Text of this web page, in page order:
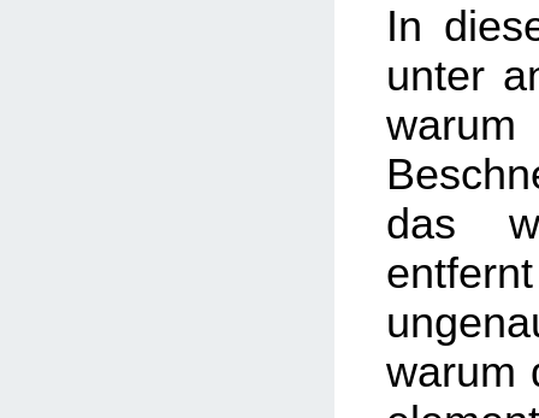
In
unter
das
warum